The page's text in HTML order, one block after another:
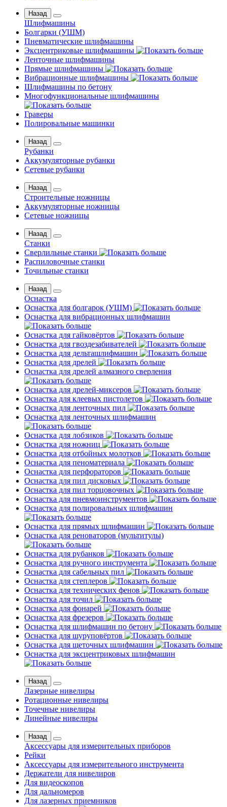
Назад
Шлифмашины
Бoлгаpки (УШM)
Пневматические шлифмашины
Эксцентриковые шлифмашины
Ленточные шлифмашины
Прямые шлифмашины
Вибрационные шлифмашины
Шлифмашины по бетону
Многофункциональные шлифмашины
Граверы
Полировальные машинки
Назад
Рубанки
Аккумуляторные рубанки
Сетевые рубанки
Назад
Строительные ножницы
Аккумуляторные ножницы
Сетевые ножницы
Назад
Станки
Сверлильные станки
Распиловочные станки
Точильные станки
Назад
Оснастка
Оснастка для болгарок (УШМ)
Оснастка для вибрационных шлифмашин
Оснастка для гайковёртов
Оснастка для гвоздезабивателей
Оснастка для дельташлифмашин
Оснастка для дрелей
Оснастка для дрелей алмазного сверления
Оснастка для дрелей-миксеров
Оснастка для клеевых пистолетов
Оснастка для ленточных пил
Оснастка для ленточных шлифмашин
Оснастка для лобзиков
Оснастка для ножниц
Оснастка для отбойных молотков
Оснастка для пеноматериала
Оснастка для перфораторов
Оснастка для пил дисковых
Оснастка для пил торцовочных
Оснастка для пневмоинструментов
Оснастка для полировальных шлифмашин
Оснастка для прямых шлифмашин
Оснастка для реноваторов (мультитулы)
Оснастка для рубанков
Оснастка для ручного инструмента
Оснастка для сабельных пил
Оснастка для степлеров
Оснастка для технических фенов
Оснастка для точил
Оснастка для фонарей
Оснастка для фрезеров
Оснастка для шлифмашин по бетону
Оснастка для шуруповёртов
Оснастка для щеточных шлифмашин
Оснастка для эксцентриковых шлифмашин
Назад
Лазерные нивелиры
Ротационные нивелиры
Точечные нивелиры
Линейные нивелиры
Назад
Аксессуары для измерительных приборов
Рейки
Аксессуары для измерительного инструмента
Держатели для нивелиров
Для видеоскопов
Для дальномеров
Для лазерных приемников